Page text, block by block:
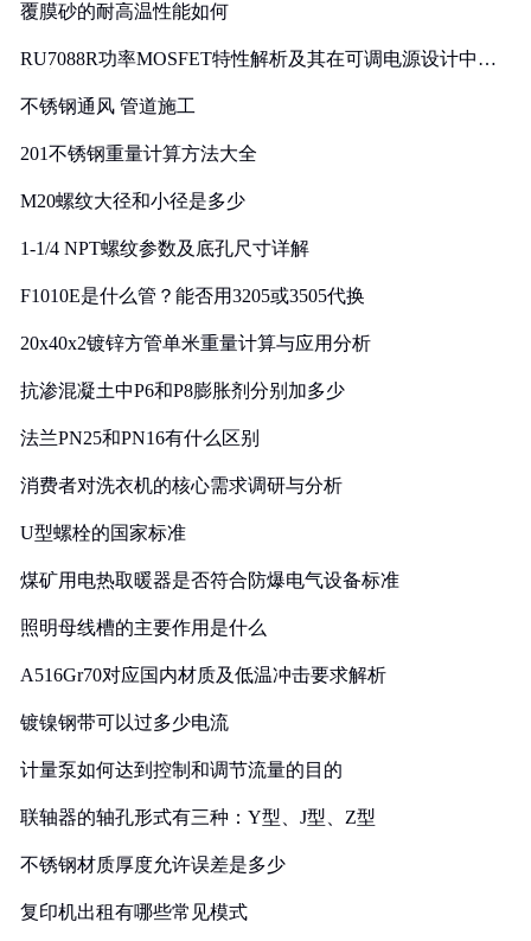
覆膜砂的耐高温性能如何
RU7088R功率MOSFET特性解析及其在可调电源设计中的
不锈钢通风 管道施工
201不锈钢重量计算方法大全
M20螺纹大径和小径是多少
1-1/4 NPT螺纹参数及底孔尺寸详解
F1010E是什么管？能否用3205或3505代换
20x40x2镀锌方管单米重量计算与应用分析
抗渗混凝土中P6和P8膨胀剂分别加多少
法兰PN25和PN16有什么区别
消费者对洗衣机的核心需求调研与分析
U型螺栓的国家标准
煤矿用电热取暖器是否符合防爆电气设备标准
照明母线槽的主要作用是什么
A516Gr70对应国内材质及低温冲击要求解析
镀镍钢带可以过多少电流
计量泵如何达到控制和调节流量的目的
联轴器的轴孔形式有三种：Y型、J型、Z型
不锈钢材质厚度允许误差是多少
复印机出租有哪些常见模式